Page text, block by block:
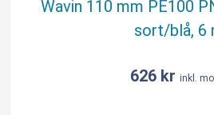
m
Wavin 110 mm PE100
sort/blå, 6
626 kr inkl.